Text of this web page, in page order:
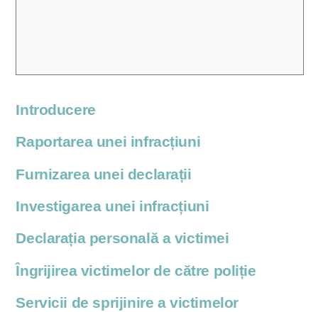
Introducere
Raportarea unei infracțiuni
Furnizarea unei declarații
Investigarea unei infracțiuni
Declarația personală a victimei
Îngrijirea victimelor de către poliție
Servicii de sprijinire a victimelor